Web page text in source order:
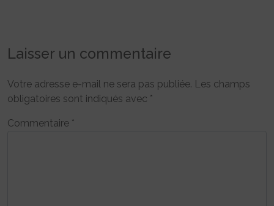
Laisser un commentaire
Votre adresse e-mail ne sera pas publiée. Les champs
obligatoires sont indiqués avec *
Commentaire *